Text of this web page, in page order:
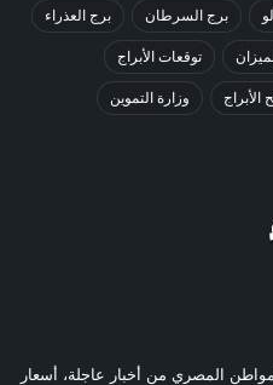
برج السرطان برج العذراء
توقعات الأبراج
الأبراج وزارة التموين
المصري من أخبار عاجلة، أسعار